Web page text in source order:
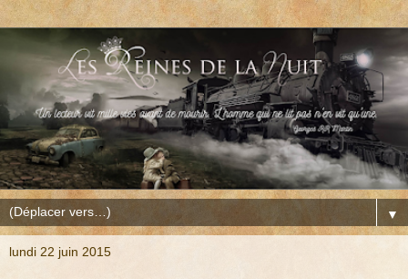
▼
lundi 22 juin 2015